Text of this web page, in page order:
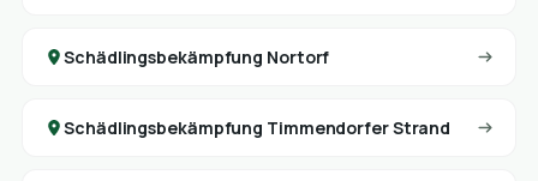
Schädlingsbekämpfung Nortorf
Schädlingsbekämpfung Timmendorfer Strand